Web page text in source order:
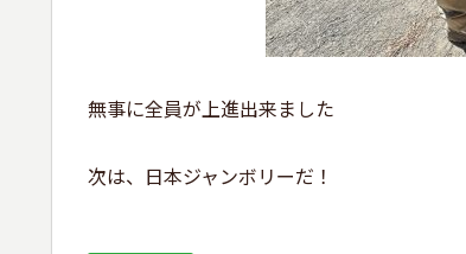
無事に全員が上進出来ました
次は、日本ジャンボリーだ！